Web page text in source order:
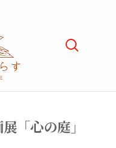
「心の庭」